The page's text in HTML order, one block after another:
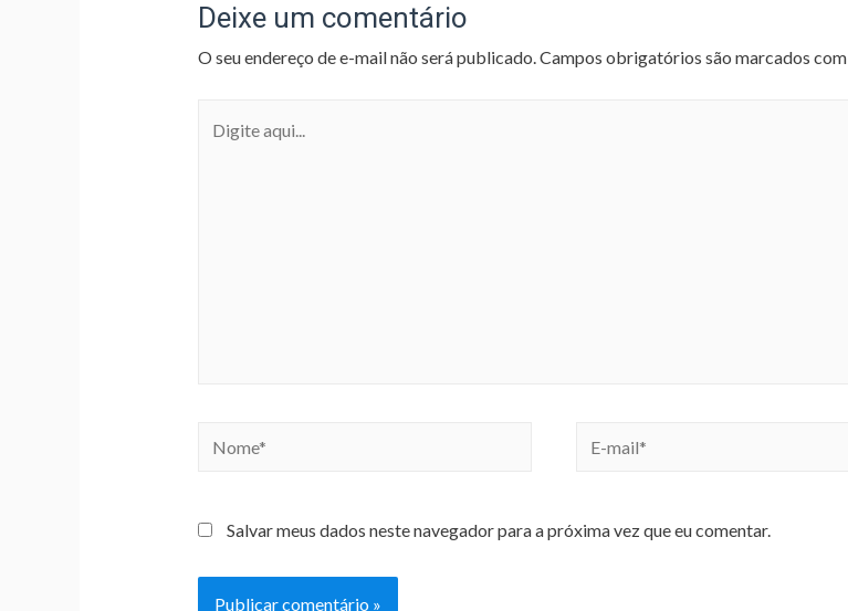
Deixe um comentário
O seu endereço de e-mail não será publicado.Campos obrigatórios são marcados com
Salvar meus dados neste navegador para a próxima vez que eu comentar.